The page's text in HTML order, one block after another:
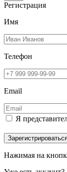
Регистрация
Имя
Телефон
Email
Я
Нажимая на